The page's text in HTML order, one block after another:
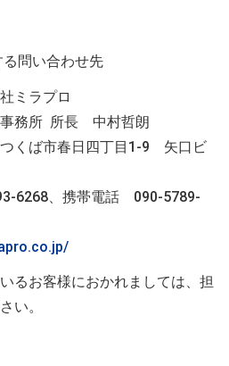
る問い合わせ先
ラプロ
所長 中村哲朗
市春日四丁目 1-9 矢口ビ
6268 、携帯電話 090-5789-
客様におかれましては、担
い。